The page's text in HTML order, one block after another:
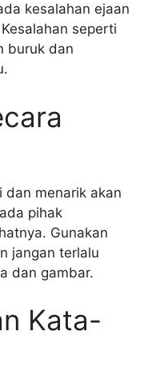
kesalahan ejaan
seperti
buruk dan
dan menarik akan
pihak
Gunakan
jangan terlalu
dan gambar.
Kata-